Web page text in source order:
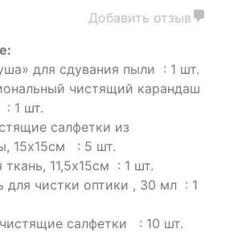
Добавить отзыв
для сдувания пыли : 1 шт.
чистящий карандаш
1 шт.
салфетки из
15х15см : 5 шт.
11,5х15см : 1 шт.
для чистки оптики , 30 мл : 1
салфетки : 10 шт.